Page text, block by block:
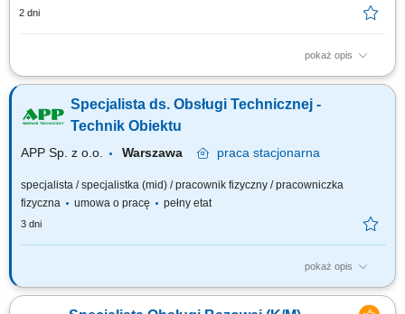
2 dni
pokaż opis
Obowiązki na stanowisku Przygotowywanie analiz, raportów oraz
Przeprowadzanie ocen kompetencji personelu technicznego oraz
monitorowanie zgodności kwalifikacji z wymaganiami i procedurami
Specjalista ds. Obsługi Technicznej -
Technik Obiektu
APP Sp. z o.o. Warszawa praca stacjonarna
specjalista / specjalistka (mid) / pracownik fizyczny / pracowniczka
fizyczna
umowa o pracę pełny etat
3 dni
pokaż opis
Opis stanowiska Zapewnienie ciągłej, bezpiecznej i ekonomicznej
eksploatacji nowoczesnego kompleksu biurowego klasy A; Nadzór oraz